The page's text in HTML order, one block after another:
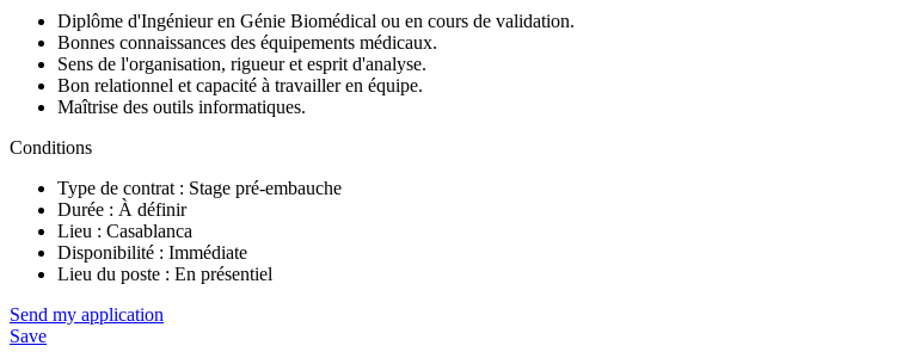
Diplôme d'Ingénieur en Génie Biomédical ou en cours de validation.
Bonnes connaissances des équipements médicaux.
Sens de l'organisation, rigueur et esprit d'analyse.
Bon relationnel et capacité à travailler en équipe.
Maîtrise des outils informatiques.
Conditions
Type de contrat : Stage pré-embauche
Durée : À définir
Lieu : Casablanca
Disponibilité : Immédiate
Lieu du poste : En présentiel
Send my application
Save